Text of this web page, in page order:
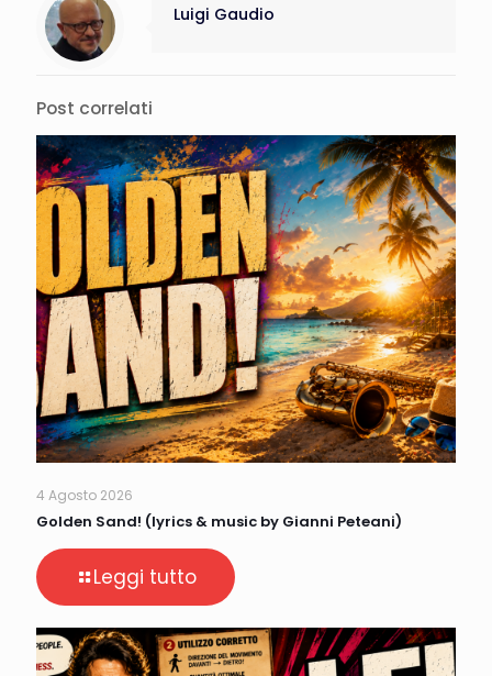
Luigi Gaudio
Post correlati
4 Agosto 2026
Golden Sand! (lyrics & music by Gianni Peteani)
Leggi tutto